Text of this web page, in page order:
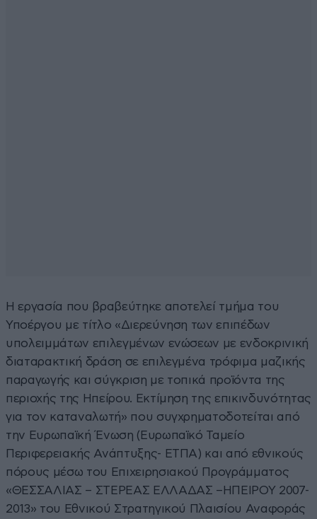
Η εργασία που βραβεύτηκε αποτελεί τμήμα του
Υποέργου με τίτλο «Διερεύνηση των επιπέδων
υπολειμμάτων επιλεγμένων ενώσεων με ενδοκρινική
διαταρακτική δράση σε επιλεγμένα τρόφιμα μαζικής
παραγωγής και σύγκριση με τοπικά προϊόντα της
περιοχής της Ηπείρου. Εκτίμηση της επικινδυνότητας
για τον καταναλωτή» που συγχρηματοδοτείται από
την Ευρωπαϊκή Ένωση (Ευρωπαϊκό Ταμείο
Περιφερειακής Ανάπτυξης- ΕΤΠΑ) και από εθνικούς
πόρους μέσω του Επιχειρησιακού Προγράμματος
«ΘΕΣΣΑΛΙΑΣ – ΣΤΕΡΕΑΣ ΕΛΛΑΔΑΣ –ΗΠΕΙΡΟΥ 2007-
2013» του Εθνικού Στρατηγικού Πλαισίου Αναφοράς